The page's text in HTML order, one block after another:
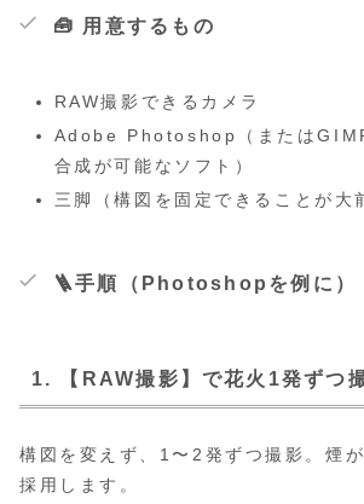
🧰 用意するもの
RAW撮影できるカメラ
Adobe Photoshop（または
合成が可能なソフト）
三脚（構図を固定できることが大
🪜手順（Photoshopを例に）
1. 【RAW撮影】で花火1発ずつ
構図を変えず、1〜2発ずつ撮影。煙
採用します。